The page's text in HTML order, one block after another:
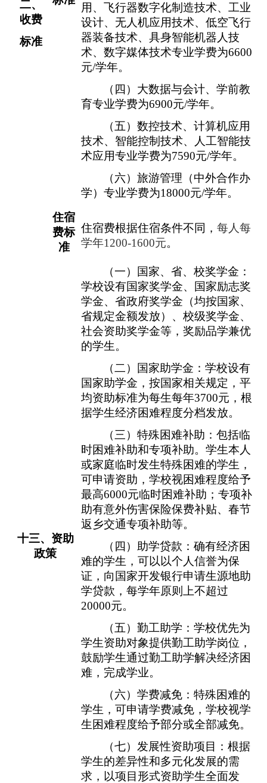
二、
收费
标准
用 、飞行器数字化制造技术、工业
设计、 无人机应用技术、低空飞行
器装备技术、 具身智能机器人技
术、数字媒体技术专业学费为6600
元/学年。
（四） 大数据与会计、学前教
育专业学费为6900元/学年。
（五） 数控技术、 计算机应用
技术、 智能控制技术、
人工智能技
术应用专业学费为7590元/学年。
（六）旅游管理（中外合作办
学） 专业学费为18000元/学年。
住宿
费标
准
住宿费根据住宿条件不同， 每人每
学年1200-1600元。
十三、资助
政策
（一）国家、省、校奖学金：
学校设有国家奖学金、国家励志奖
学金、省政府奖学金（均按国家、
省规定金额发放）、校级奖学金、
社会资助奖学金等，奖励品学兼优
的学生。
（二）
国家助学金：学校设有
国家助学金， 按国家相关规定， 平
均资助标准为每生每年3700元， 根
据学生经济困难程度分档发放。
（三）特殊困难补助：包括临
时困难补助和专项补助。学生本人
或家庭临时发生特殊困难的学生，
可申请资助，学校视困难程度给予
最高6000元临时困难补助；专项补
助有意外伤害保险保费补贴、春节
返乡交通专项补助等。
（四）助学贷款：确有经济困
难的学生，可以以个人信誉为保
证，向国家开发银行申请生源地助
学贷款，每学年原则上不超过
20000元。
（五）勤工助学：学校优先为
学生资助对象提供勤工助学岗位，
鼓励学生通过勤工助学解决经济困
难，完成学业。
（六）学费减免：特殊困难的
学生，可申请学费减免，学校视学
生困难程度给予部分或全部减免。
（七）发展性资助项目：根据
学生的差异性和多元化发展的需
求，以项目形式资助学生全面发